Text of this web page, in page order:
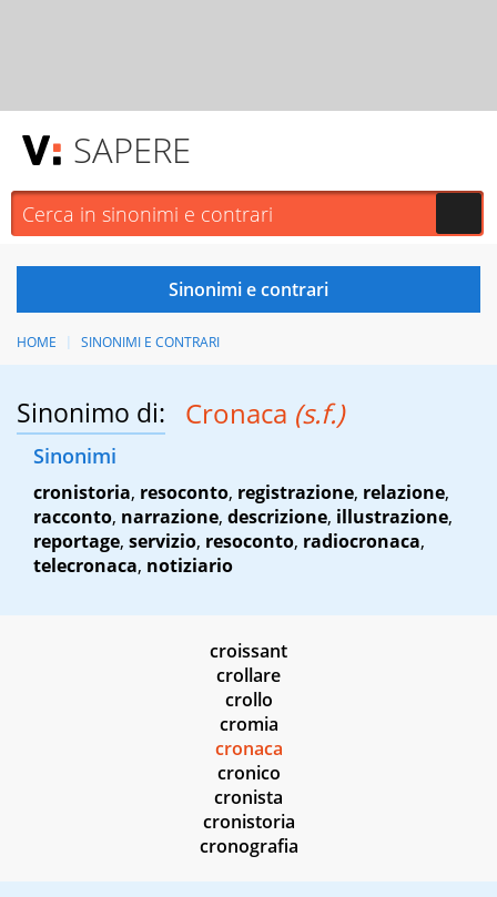
SAPERE
HOME SINONIMI E CONTRARI
Sinonimo di: Cronaca (s.f.)
Sinonimi
cronistoria, resoconto, registrazione, relazione,
racconto, narrazione, descrizione, illustrazione,
reportage, servizio, resoconto, radiocronaca,
telecronaca, notiziario
croissant
crollare
crollo
cromia
cronaca
cronico
cronista
cronistoria
cronografia